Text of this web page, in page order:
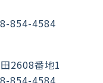
854-4584
2608番地1
854-4584